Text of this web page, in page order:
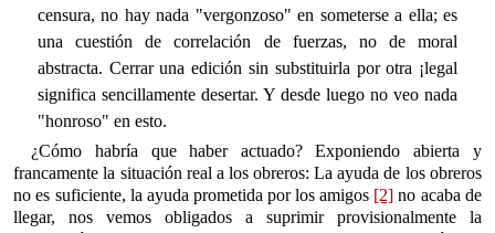
censura, no hay nada "vergonzoso" en someterse a ella; es
una cuestión de correlación de fuerzas, no de moral
abstracta. Cerrar una edición sin substituirla por otra ¡legal
significa sencillamente desertar. Y desde luego no veo nada
"honroso" en esto.
¿Cómo habría que haber actuado? Exponiendo abierta y
francamente la situación real a los obreros: La ayuda de los obreros
no es suficiente, la ayuda prometida por los amigos [2] no acaba de
llegar, nos vemos obligados a suprimir provisionalmente la